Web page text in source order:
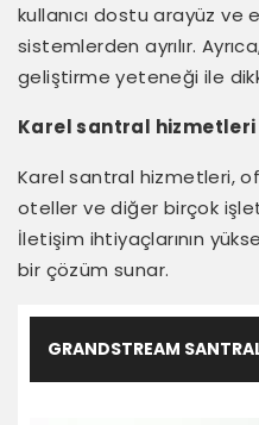
kullanıcı dostu arayüz ve
sistemlerden ayrılır.
geliştirme yeteneği ile
Karel santral
Karel santral hizmetleri,
oteller ve diğer birçok
İletişim ihtiyaçlarının
bir çözüm sunar.
GRANDSTREAM